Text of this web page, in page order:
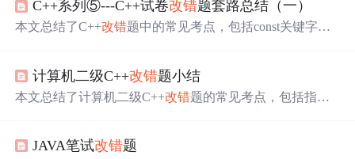
C++系列⑤---C++试卷改错题套路总结（一）
本文总结了C++改错题中的常见考点，包括const关键字的
类派生类成员函数的调用注意事项。
计算机二级C++改错题小结
本文总结了计算机二级C++改错题的常见考点，包括指针
数的成员初始化、指针调用成员函数的语法以及友元函数
JAVA笔试改错题